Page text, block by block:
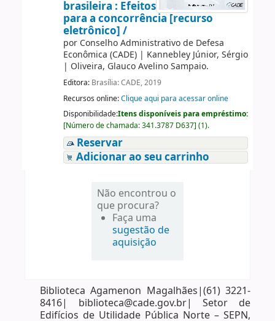
brasileira : Efeitos
para a concorrência [recurso
eletrônico] /
por Conselho Administrativo de Defesa
Econômica (CADE)| Kannebley Júnior, Sérgio
| Oliveira, Glauco Avelino Sampaio.
Editora: Brasília: CADE, 2019
Recursos online:Clique aqui para acessar online
Disponibilidade:Itens disponíveis para empréstimo:
[Número de chamada:341.3787 D637] (1).
Reservar
Adicionar ao seu carrinho
Não encontrou o
que procura?
Faça uma
sugestão de
aquisição
Biblioteca Agamenon Magalhães|(61) 3221-
8416| biblioteca@cade.gov.br| Setor de
Edifícios de Utilidade Pública Norte – SEPN,